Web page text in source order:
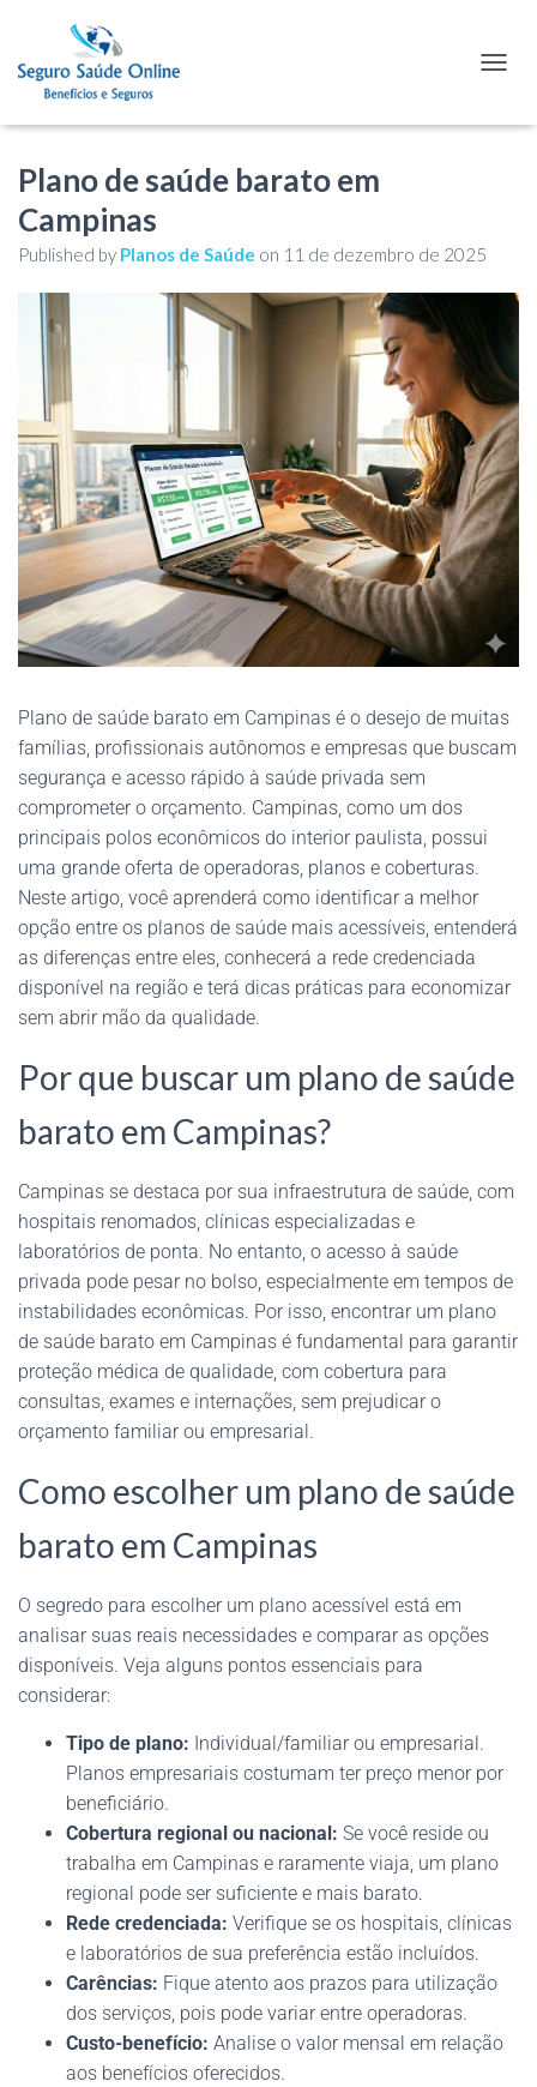
Plano de saúde barato em
Campinas
Published by Planos de Saúde on 11 de dezembro de 2025
Plano de saúde barato em Campinas é o desejo de muitas
famílias, profissionais autônomos e empresas que buscam
segurança e acesso rápido à saúde privada sem
comprometer o orçamento. Campinas, como um dos
principais polos econômicos do interior paulista, possui
uma grande oferta de operadoras, planos e coberturas.
Neste artigo, você aprenderá como identificar a melhor
opção entre os planos de saúde mais acessíveis, entenderá
as diferenças entre eles, conhecerá a rede credenciada
disponível na região e terá dicas práticas para economizar
sem abrir mão da qualidade.
Por que buscar um plano de saúde
barato em Campinas?
Campinas se destaca por sua infraestrutura de saúde, com
hospitais renomados, clínicas especializadas e
laboratórios de ponta. No entanto, o acesso à saúde
privada pode pesar no bolso, especialmente em tempos de
instabilidades econômicas. Por isso, encontrar um plano
de saúde barato em Campinas é fundamental para garantir
proteção médica de qualidade, com cobertura para
consultas, exames e internações, sem prejudicar o
orçamento familiar ou empresarial.
Como escolher um plano de saúde
barato em Campinas
O segredo para escolher um plano acessível está em
analisar suas reais necessidades e comparar as opções
disponíveis. Veja alguns pontos essenciais para
considerar:
Tipo de plano: Individual/familiar ou empresarial.
Planos empresariais costumam ter preço menor por
beneficiário.
Cobertura regional ou nacional: Se você reside ou
trabalha em Campinas e raramente viaja, um plano
regional pode ser suficiente e mais barato.
Rede credenciada: Verifique se os hospitais, clínicas
e laboratórios de sua preferência estão incluídos.
Carências: Fique atento aos prazos para utilização
dos serviços, pois pode variar entre operadoras.
Custo-benefício: Analise o valor mensal em relação
aos benefícios oferecidos.